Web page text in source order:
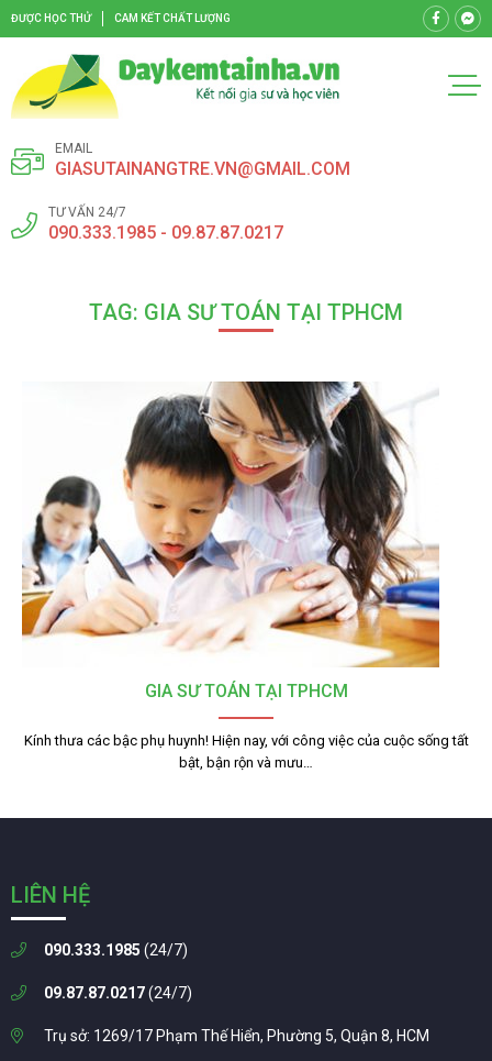
ĐƯỢC HỌC THỬ CAM KẾT CHẤT LƯỢNG
EMAIL
GIASUTAINANGTRE.VN@GMAIL.COM
TƯ VẤN 24/7
090.333.1985 - 09.87.87.0217
TAG: GIA SƯ TOÁN TẠI TPHCM
GIA SƯ TOÁN TẠI TPHCM
Kính thưa các bậc phụ huynh! Hiện nay, với công việc của cuộc sống tất
bật, bận rộn và mưu…
LIÊN HỆ
090.333.1985 (24/7)
09.87.87.0217(24/7)
Trụ sở: 1269/17 Phạm Thế Hiển, Phường 5, Quận 8, HCM